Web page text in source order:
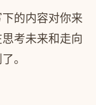
的内容对你来
考未来和走向
。